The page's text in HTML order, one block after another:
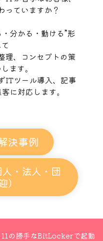
っていますか？
分かる・動ける”形
理、コンセプトの策
ます。
ITツール導入、記事
に対応します。
決事例
・法人・団
）
の勝手なBitLockerで起動